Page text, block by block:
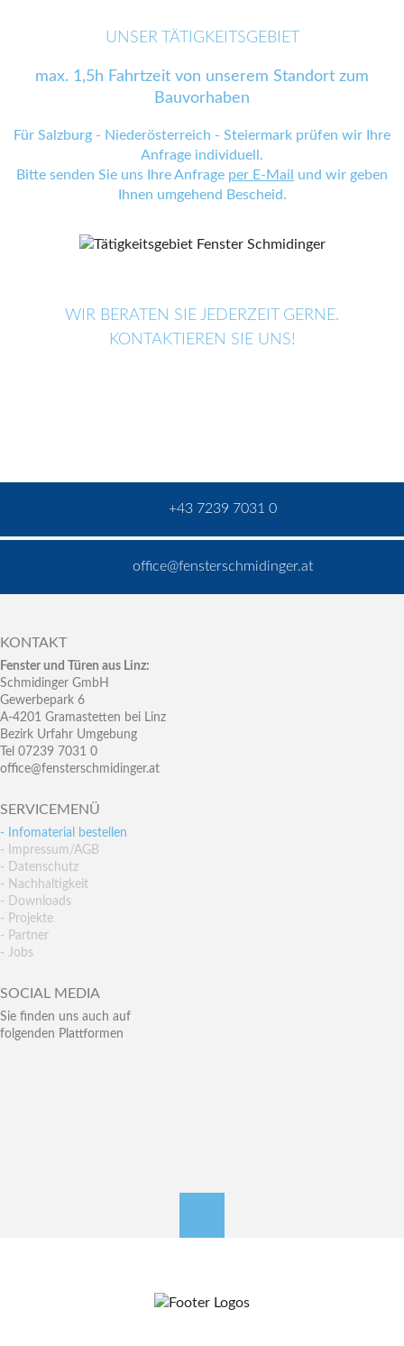
UNSER TÄTIGKEITSGEBIET
max. 1,5h Fahrtzeit von unserem Standort zum
Bauvorhaben
Für Salzburg - Niederösterreich - Steiermark prüfen wir Ihre
Anfrage individuell.
Bitte senden Sie uns Ihre Anfrage per E-Mail
und wir geben
Ihnen umgehend Bescheid.
WIR BERATEN SIE JEDERZEIT GERNE.
KONTAKTIEREN SIE UNS!
+43 7239 7031 0
office@fensterschmidinger.at
KONTAKT
Fenster und Türen aus Linz:
Schmidinger GmbH
Gewerbepark 6
A-4201 Gramastetten bei Linz
Bezirk Urfahr Umgebung
Tel 07239 7031 0
office@fensterschmidinger.at
SERVICEMENÜ
- Infomaterial bestellen
- Impressum/AGB
- Datenschutz
- Nachhaltigkeit
- Downloads
- Projekte
- Partner
- Jobs
SOCIAL MEDIA
Sie finden uns auch auf
folgenden Plattformen